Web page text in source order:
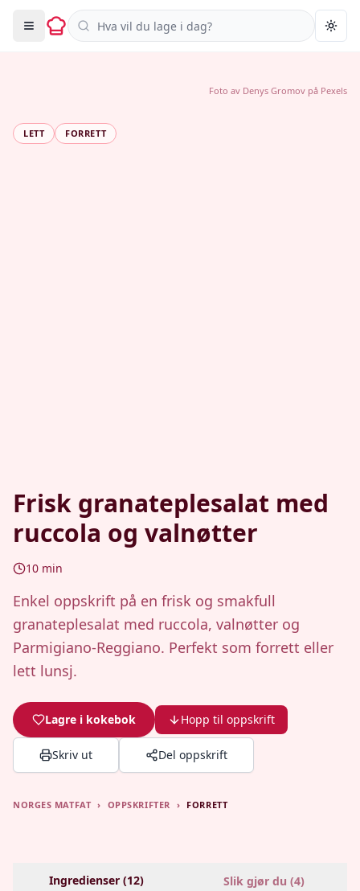
Søk i oppskrifter
LETT FORRETT
Frisk granateplesalat med
ruccola og valnøtter
10 min
Enkel oppskrift på en frisk og smakfull
granateplesalat med ruccola, valnøtter og
Parmigiano-Reggiano. Perfekt som forrett eller
lett lunsj.
Lagre i kokebok Hopp til oppskrift
Skriv ut Del oppskrift
Foto av Denys Gromov på Pexels
NORGES MATFAT › OPPSKRIFTER › FORRETT
Ingredienser (12) Slik gjør du (4)